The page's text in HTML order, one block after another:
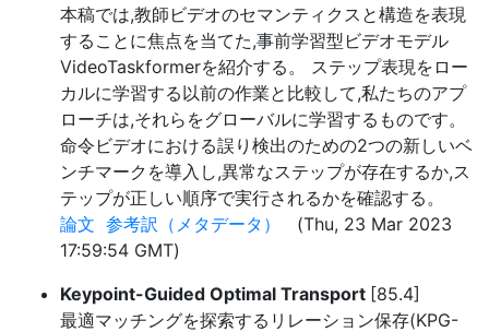
本稿では,教師ビデオのセマンティクスと構造を表現
することに焦点を当てた,事前学習型ビデオモデル
VideoTaskformerを紹介する。 ステップ表現をロー
カルに学習する以前の作業と比較して,私たちのアプ
ローチは,それらをグローバルに学習するものです。
命令ビデオにおける誤り検出のための2つの新しいベ
ンチマークを導入し,異常なステップが存在するか,ス
テップが正しい順序で実行されるかを確認する。
論文 参考訳（メタデータ）
(Thu, 23 Mar 2023
17:59:54 GMT)
Keypoint-Guided Optimal Transport [85.4]
最適マッチングを探索するリレーション保存(KPG-